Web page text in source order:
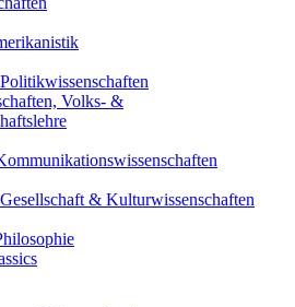
Volks- &
& Kulturwissenschaften